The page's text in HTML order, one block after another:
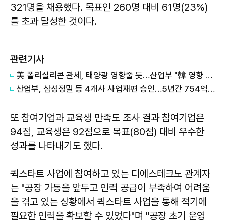
321명을 채용했다. 목표인 260명 대비 61명(23%)
를 초과 달성한 것이다.
관련기사
美 폴리실리콘 관세, 태양광 영향줄 듯…산업부 "韓 영향 최소화 협의"
산업부, 삼성정밀 등 4개사 사업재편 승인…5년간 754억 투자·99명 고용
또 참여기업과 교육생 만족도 조사 결과 참여기업은
94점, 교육생은 92점으로 목표(80점) 대비 우수한
성과를 나타내기도 했다.
퀵스타트 사업에 참여하고 있는 디에스테크노 관계자
는 "공장 가동을 앞두고 인력 공급이 부족하여 어려움
을 겪고 있는 상황에서 퀵스타트 사업을 통해 적기에
필요한 인력을 확보할 수 있었다"며 "공장 초기 운영